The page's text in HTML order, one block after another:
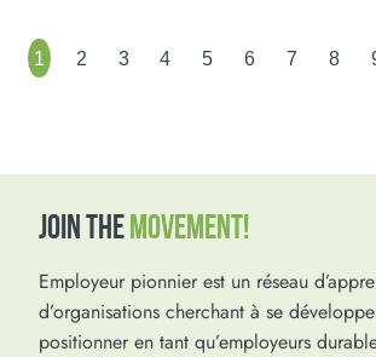
1 2 3 4 5 6 7 8
JOIN THEMOVEMENT!
Employeur pionnier est un réseau
d’organisations cherchant à se
positionner en tant qu’employeurs